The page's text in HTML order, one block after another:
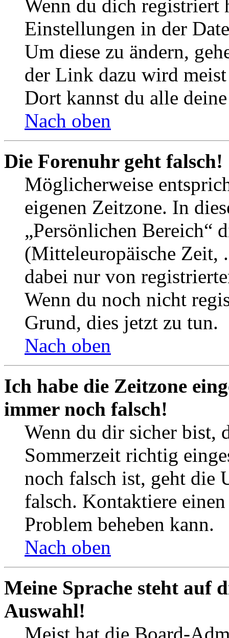
Wenn du dich registriert
Einstellungen in der
Um diese zu ändern,
der Link dazu wird
Dort kannst du alle
Nach oben
Die Forenuhr geht falsch!
Möglicherweise
eigenen Zeitzone. In
„Persönlichen Bereich“
(Mitteleuropäische Zeit,
dabei nur von
Wenn du noch nicht
Grund, dies jetzt zu tun.
Nach oben
Ich habe die Zeitzone
immer noch falsch!
Wenn du dir sicher bist,
Sommerzeit richtig
noch falsch ist, geht die
falsch. Kontaktiere
Problem beheben kann.
Nach oben
Meine Sprache steht auf
Auswahl!